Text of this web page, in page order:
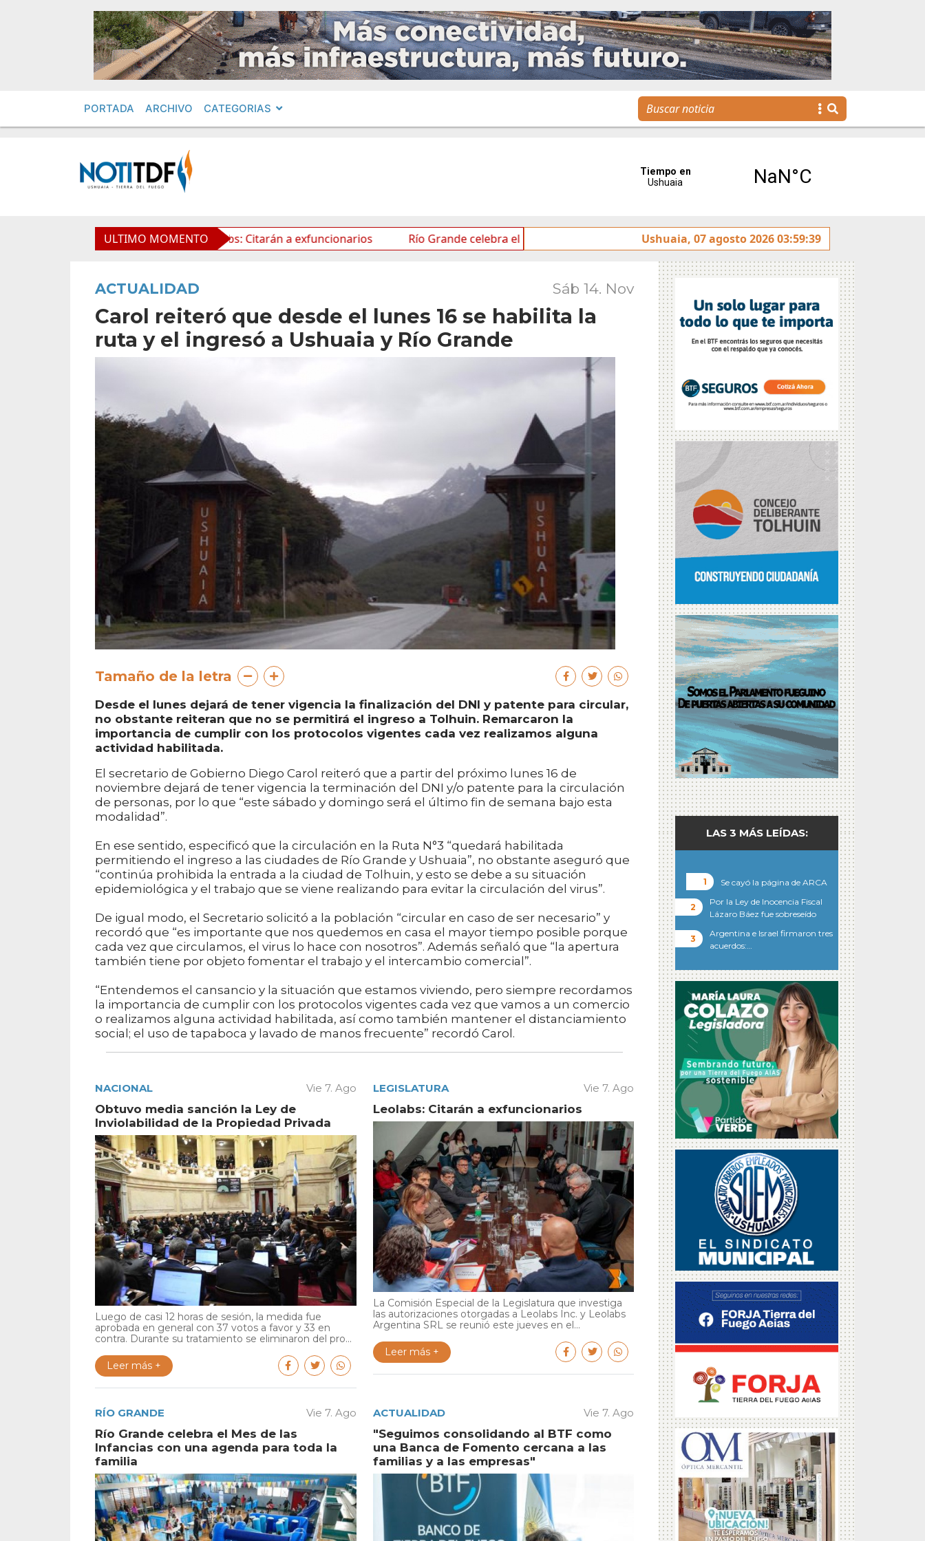
PORTADA ARCHIVO CATEGORIAS
ULTIMO MOMENTO
la Propiedad Privada Leolabs: Citarán a exfuncionarios Río Grande celebra el Mes de las Infancias con una agenda para toda la familia
Ushuaia, 07 agosto 2026 03:59:39
ACTUALIDAD Sáb 14. Nov
Carol reiteró que desde el lunes 16 se habilita la
ruta y el ingresó a Ushuaia y Río Grande
Tamaño de la letra
Desde el lunes dejará de tener vigencia la finalización del DNI y patente para circular,
no obstante reiteran que no se permitirá el ingreso a Tolhuin. Remarcaron la
importancia de cumplir con los protocolos vigentes cada vez realizamos alguna
actividad habilitada.
El secretario de Gobierno Diego Carol reiteró que a partir del próximo lunes 16 de
noviembre dejará de tener vigencia la terminación del DNI y/o patente para la circulación
de personas, por lo que “este sábado y domingo será el último fin de semana bajo esta
modalidad”.
En ese sentido, especificó que la circulación en la Ruta N°3 “quedará habilitada
permitiendo el ingreso a las ciudades de Río Grande y Ushuaia”, no obstante aseguró que
“continúa prohibida la entrada a la ciudad de Tolhuin, y esto se debe a su situación
epidemiológica y el trabajo que se viene realizando para evitar la circulación del virus”.
De igual modo, el Secretario solicitó a la población “circular en caso de ser necesario” y
recordó que “es importante que nos quedemos en casa el mayor tiempo posible porque
cada vez que circulamos, el virus lo hace con nosotros”. Además señaló que “la apertura
también tiene por objeto fomentar el trabajo y el intercambio comercial”.
“Entendemos el cansancio y la situación que estamos viviendo, pero siempre recordamos
la importancia de cumplir con los protocolos vigentes cada vez que vamos a un comercio
o realizamos alguna actividad habilitada, así como también mantener el distanciamiento
social; el uso de tapaboca y lavado de manos frecuente” recordó Carol.
NACIONAL Vie 7. Ago
Obtuvo media sanción la Ley de
Inviolabilidad de la Propiedad Privada
Luego de casi 12 horas de sesión, la medida fue
aprobada en general con 37 votos a favor y 33 en
contra. Durante su tratamiento se eliminaron del pro...
Leer más +
LEGISLATURA Vie 7. Ago
Leolabs: Citarán a exfuncionarios
La Comisión Especial de la Legislatura que investiga
las autorizaciones otorgadas a Leolabs Inc. y Leolabs
Argentina SRL se reunió este jueves en el...
Leer más +
RÍO GRANDE Vie 7. Ago
Río Grande celebra el Mes de las
Infancias con una agenda para toda la
familia
ACTUALIDAD Vie 7. Ago
"Seguimos consolidando al BTF como
una Banca de Fomento cercana a las
familias y a las empresas"
LAS 3 MÁS LEÍDAS:
Se cayó la página de ARCA
Por la Ley de Inocencia Fiscal
Lázaro Báez fue sobreseído
Argentina e Israel firmaron tres
acuerdos:…